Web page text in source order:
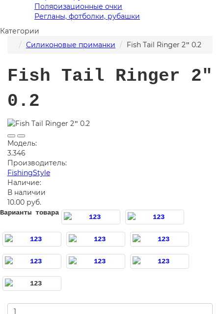
Поляризационные очки
Регланы, фотболки, рубашки
Категории
Силиконовые приманки
Fish Tail Ringer 2ʺ 0.2
Fish Tail Ringer 2ʺ
0.2
Модель:
3.346
Производитель:
FishingStyle
Наличие:
В наличии
10.00 руб.
Варианты товара